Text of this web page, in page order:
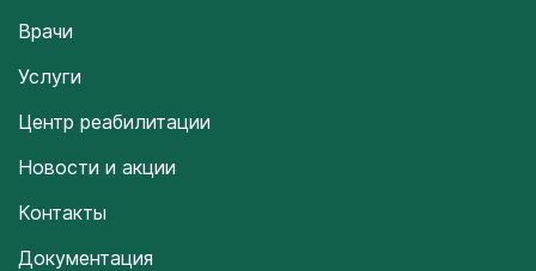
Врачи
Услуги
Центр реабилитации
Новости и акции
Контакты
Документация